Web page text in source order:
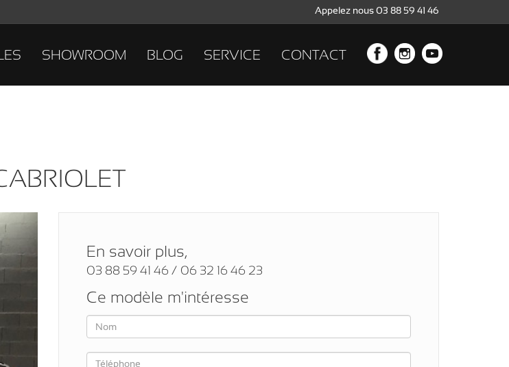
Appelez nous 03 88 59 41 46
SHOWROOM BLOG SERVICE CONTACT
En savoir plus,
03 88 59 41 46 / 06 32 16 46 23
Ce modèle m'intéresse